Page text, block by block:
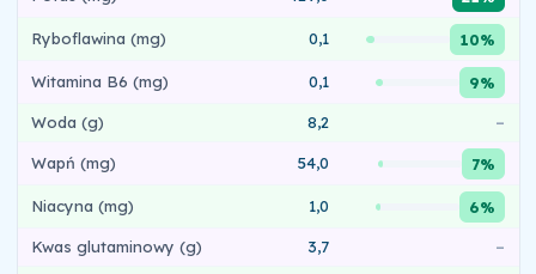
Ryboflawina (mg) 0,1 10%
Witamina B6 (mg) 0,1 9%
Woda (g) 8,2 –
Wapń (mg) 54,0 7%
Niacyna (mg) 1,0 6%
Kwas glutaminowy (g) 3,7
–